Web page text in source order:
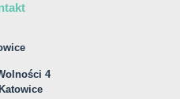
4